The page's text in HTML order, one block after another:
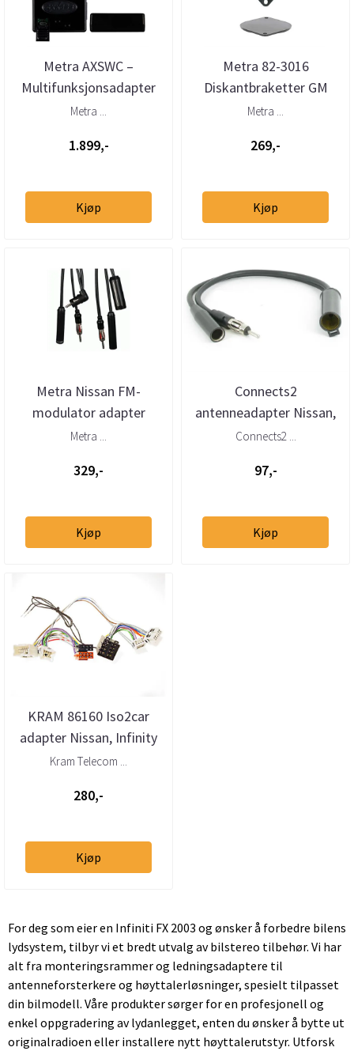
Metra AXSWC –
Multifunksjonsadapter
(universalt, automatisk)
Metra ...
1.899,-
Kjøp
Metra 82-3016
Diskantbraketter GM
(2014 -->)
Metra ...
269,-
Kjøp
Metra Nissan FM-
modulator adapter
Metra ...
329,-
Kjøp
Connects2
antenneadapter Nissan,
Infinity (1987 - 2007)
Connects2 ...
97,-
Kjøp
KRAM 86160 Iso2car
adapter Nissan, Infinity
(1994 -->)
Kram Telecom ...
280,-
Kjøp
For deg som eier en Infiniti FX 2003 og ønsker å forbedre bilens
lydsystem, tilbyr vi et bredt utvalg av bilstereo tilbehør. Vi har
alt fra monteringsrammer og ledningsadaptere til
antenneforsterkere og høyttalerløsninger, spesielt tilpasset
din bilmodell. Våre produkter sørger for en profesjonell og
enkel oppgradering av lydanlegget, enten du ønsker å bytte ut
originalradioen eller installere nytt høyttalerutstyr. Utforsk